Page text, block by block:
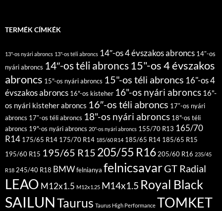
TERMÉK CÍMKÉK
13"-os nyári abroncs 13"-os téli abroncs 14″-os 4 évszakos abroncs 14″-os
nyári abroncs 14″-os téli abroncs15"-os 4 évszakos
abroncs 15"-os nyári abroncs 15"-os téli abroncs 16"-os 4
évszakos abroncs 16"-os kisteher 16"-os nyári abroncs 16"-
os nyári kisteher abroncs 16″-os téli abroncs 17″-os nyári
abroncs 17″-os téli abroncs 18"-os nyári abroncs 18"-os téli
abroncs 19"-os nyári abroncs 20"-os nyári abroncs 155/70 R13 165/70
R14 175/65 R14 175/70 R14 185/60 R14 185/65 R14 185/65 R15
195/60 R15 195/65 R15 205/55 R16 205/60 R16 235/45
R18 245/40 R18 BMWfelnianya felnicsavarGT Radial
LEAO M12x1.5 M12x1.25 M14x1.5 Royal Black
SAILUNTaurus Taurus High Performance TOMKET